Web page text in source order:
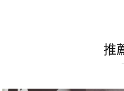
推